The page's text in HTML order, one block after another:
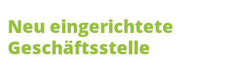
Neu eingerichtete
Geschäftsstelle